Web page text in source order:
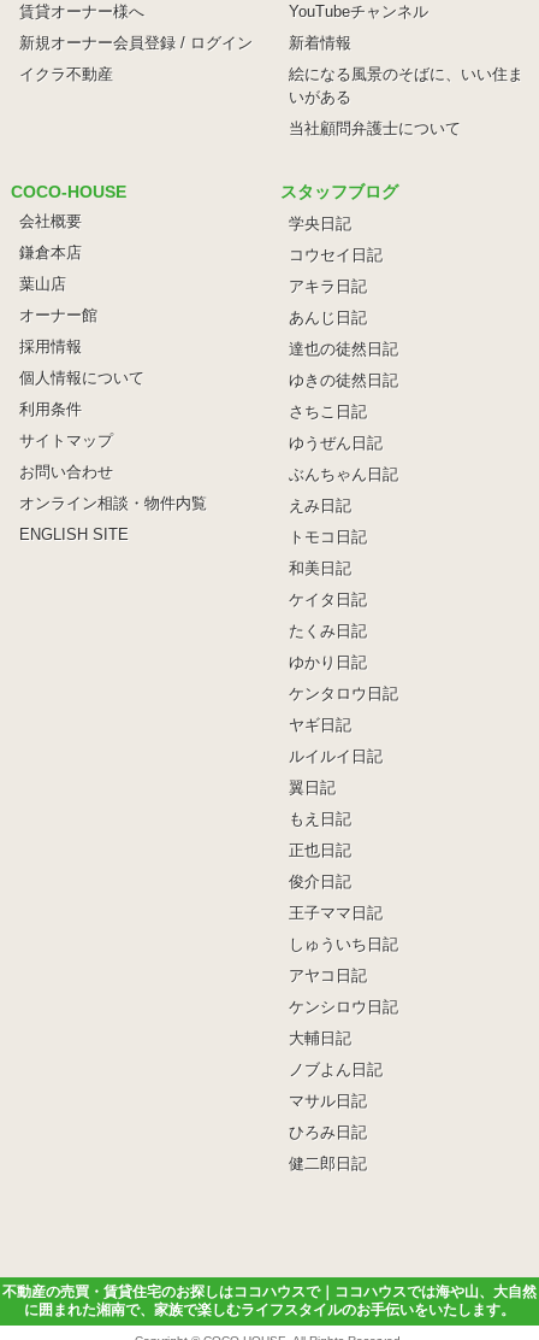
賃貸オーナー様へ
新規オーナー会員登録 / ログイン
イクラ不動産
YouTubeチャンネル
新着情報
絵になる風景のそばに、 いい住ま
いがある
当社顧問弁護士について
COCO-HOUSE
会社概要
鎌倉本店
葉山店
オーナー館
採用情報
個人情報について
利用条件
サイトマップ
お問い合わせ
オンライン相談・物件内覧
ENGLISH SITE
スタッフブログ
学央日記
コウセイ日記
アキラ日記
あんじ日記
達也の徒然日記
ゆきの徒然日記
さちこ日記
ゆうぜん日記
ぶんちゃん日記
えみ日記
トモコ日記
和美日記
ケイタ日記
たくみ日記
ゆかり日記
ケンタロウ日記
ヤギ日記
ルイルイ日記
翼日記
もえ日記
正也日記
俊介日記
王子ママ日記
しゅういち日記
アヤコ日記
ケンシロウ日記
大輔日記
ノブよん日記
マサル日記
ひろみ日記
健二郎日記
不動産の売買・賃貸住宅のお探しはココハウスで｜ココハウスでは海や山、大自然
に囲まれた湘南で、家族で楽しむライフスタイルのお手伝いをいたします。